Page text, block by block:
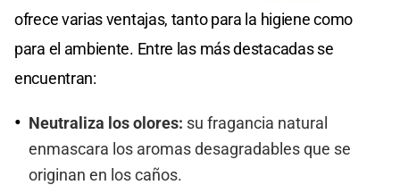
ofrece varias ventajas, tanto para la higiene como
para el ambiente. Entre las más destacadas se
encuentran:
Neutraliza los olores: su fragancia natural
enmascara los aromas desagradables que se
originan en los caños.